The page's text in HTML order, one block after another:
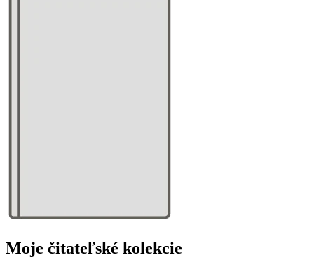
Moje čitateľské kolekcie